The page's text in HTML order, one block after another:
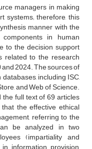
managers in making
systems; therefore, this
manner with the
in human
to the decision support
related to the research
2024. The sources of
including ISC,
and Web of Science.
full text of 69 articles
the effective ethical
referring to the
be analyzed in two
(impartiality and